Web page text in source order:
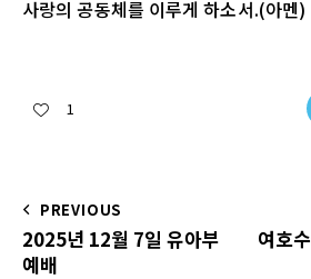
사랑의 공동체를 이루게 하소서.(아멘)
1
PREVIOUS
2025년 12월 7일 유아부
예배
여호